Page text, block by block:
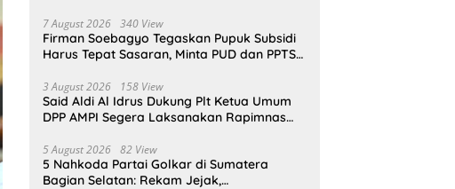
7 August 2026 340 View
Firman Soebagyo Tegaskan Pupuk Subsidi
Harus Tepat Sasaran, Minta PUD dan PPTS
3 August 2026 158 View
Said Aldi Al Idrus Dukung Plt Ketua Umum
DPP AMPI Segera Laksanakan Rapimnas
5 August 2026 82 View
5 Nahkoda Partai Golkar di Sumatera
Bagian Selatan: Rekam Jejak,